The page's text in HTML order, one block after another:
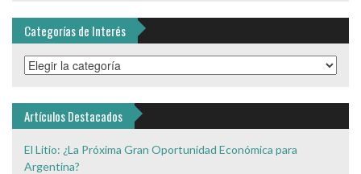
Categorías de Interés
Categorías
de
Artículos Destacados
El Litio: ¿La Próxima Gran Oportunidad Económica para
Argentina?